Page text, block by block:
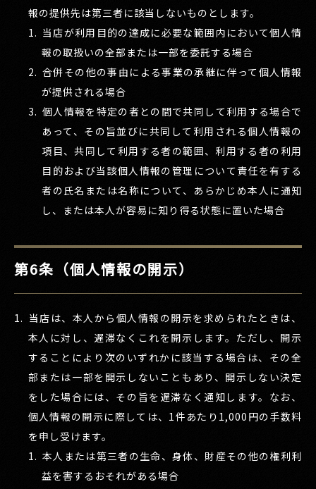
報の提供先は第三者に該当しないものとします。
当店が利用目的の達成に必要な範囲内において個人情
報の取扱いの全部または一部を委託する場合
合併その他の事由による事業の承継に伴って個人情報
が提供される場合
個人情報を特定の者との間で共同して利用する場合で
あって、その旨並びに共同して利用される個人情報の
項目、共同して利用する者の範囲、利用する者の利用
目的および当該個人情報の管理について責任を有する
者の氏名または名称について、あらかじめ本人に通知
し、または本人が容易に知り得る状態に置いた場合
第6条（個人情報の開示）
当店は、本人から個人情報の開示を求められたときは、
本人に対し、遅滞なくこれを開示します。ただし、開示
することにより次のいずれかに該当する場合は、その全
部または一部を開示しないこともあり、開示しない決定
をした場合には、その旨を遅滞なく通知します。なお、
個人情報の開示に際しては、1件あたり1,000円の手数料
を申し受けます。
本人または第三者の生命、身体、財産その他の権利利
益を害するおそれがある場合